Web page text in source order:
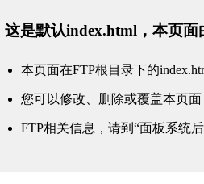
这是默认index.html，本页面
本页面在FTP根目录下的
您可以修改、删除或覆盖本页面
FTP相关信息，请到“面板系统